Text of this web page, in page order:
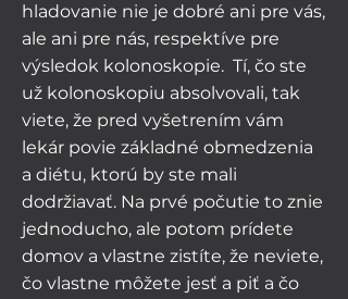
hladovanie nie je dobré ani pre vás,
ale ani pre nás, respektíve pre
výsledok kolonoskopie. Tí, čo ste
už kolonoskopiu absolvovali, tak
viete, že pred vyšetrením vám
lekár povie základné obmedzenia
a diétu, ktorú by ste mali
dodržiavať. Na prvé počutie to znie
jednoducho, ale potom prídete
domov a vlastne zistíte, že neviete,
čo vlastne môžete jesť a piť a čo